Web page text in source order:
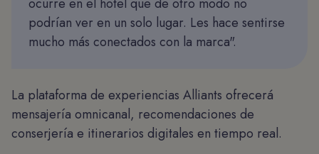
podrían ver en un solo lugar. Les hace sentirse
mucho más conectados con la marca".
La plataforma de experiencias Alliants ofrecerá
mensajería omnicanal, recomendaciones de
conserjería e itinerarios digitales en tiempo real.